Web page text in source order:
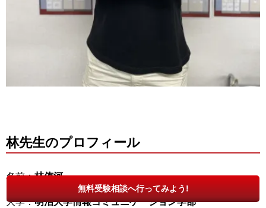
林先生のプロフィール
名前：林侑河
大学：明治大学情報コミュニケーション学部
無料受験相談へ行ってみよう!